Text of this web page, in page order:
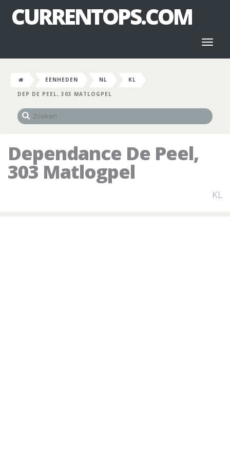
CURRENTOPS.COM
EENHEDEN NL
KL
DEP DE PEEL, 303 MATLOGPEL
Dependance De Peel,
303 Matlogpel
KL